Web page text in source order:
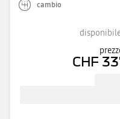
cambio
CHF